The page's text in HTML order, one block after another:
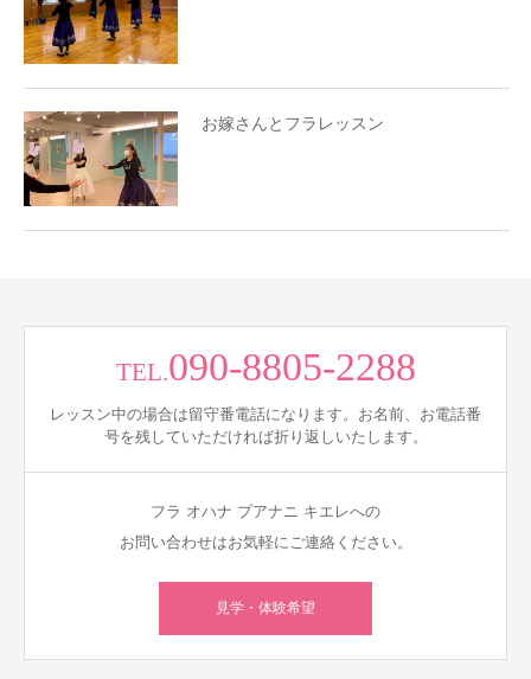
お嫁さんとフラレッスン
TEL.090-8805-2288
レッスン中の場合は留守番電話になります。お名前、お電話番
号を残していただければ折り返しいたします。
フラ オハナ プアナニ キエレへの
お問い合わせはお気軽にご連絡ください。
見学・体験希望